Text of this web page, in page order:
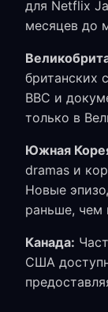
для Netflix
месяцев до
британских
BBC и
только в
Южная
dramas и
Новые
раньше, чем
Канада:
США